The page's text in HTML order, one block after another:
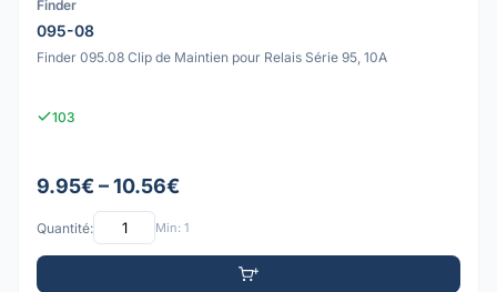
Finder
095-08
Finder 095.08 Clip de Maintien pour Relais Série 95, 10A
103
9.95€ – 10.56€
Quantité: Min: 1